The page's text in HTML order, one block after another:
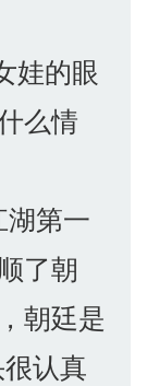
娃的眼
么情
第一
了朝
朝廷是
认真